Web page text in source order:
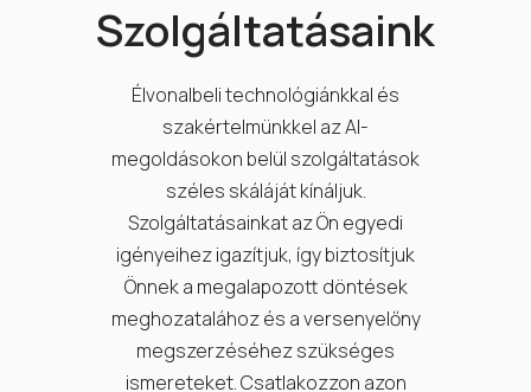
Szolgáltatásaink
Élvonalbeli technológiánkkal és
szakértelmünkkel az AI-
megoldásokon belül szolgáltatások
széles skáláját kínáljuk.
Szolgáltatásainkat az Ön egyedi
igényeihez igazítjuk, így biztosítjuk
Önnek a megalapozott döntések
meghozatalához és a versenyelőny
megszerzéséhez szükséges
ismereteket. Csatlakozzon azon